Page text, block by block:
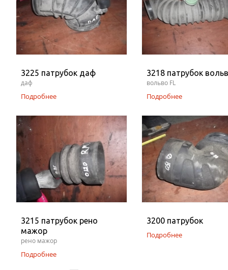
3225 патрубок даф
даф
Подробнее
3218 патрубок
вольво FL
Подробнее
3215 патрубок рено
мажор
рено мажор
Подробнее
3200 патрубок
Подробнее